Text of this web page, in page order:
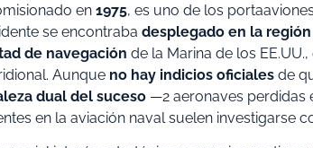
en 1975, es uno de los
se encontraba desplegado en la
de navegación de la Marina de los
Aunque no hay indicios oficiales de
dual del suceso —2 aeronaves perdidas
en la aviación naval suelen investigarse